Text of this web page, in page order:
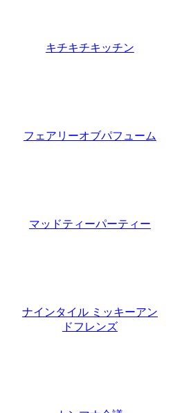
キチキチキッチン
フェアリーオブパフューム
マッドティーパーティー
ナインタイル ミッキーアン
ドフレンズ